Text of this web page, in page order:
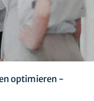
optimieren -